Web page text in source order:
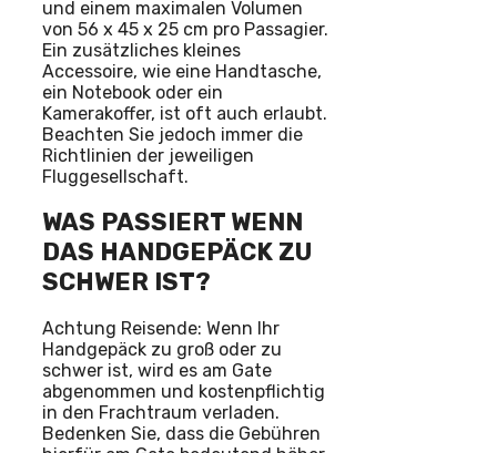
und einem maximalen Volumen
von 56 x 45 x 25 cm pro Passagier.
Ein zusätzliches kleines
Accessoire, wie eine Handtasche,
ein Notebook oder ein
Kamerakoffer, ist oft auch erlaubt.
Beachten Sie jedoch immer die
Richtlinien der jeweiligen
Fluggesellschaft.
WAS PASSIERT WENN
DAS HANDGEPÄCK ZU
SCHWER IST?
Achtung Reisende: Wenn Ihr
Handgepäck zu groß oder zu
schwer ist, wird es am Gate
abgenommen und kostenpflichtig
in den Frachtraum verladen.
Bedenken Sie, dass die Gebühren